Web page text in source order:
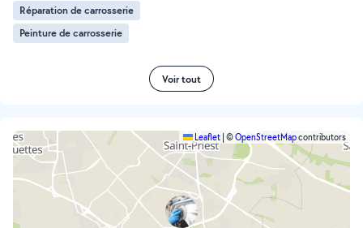
Réparation de carrosserie
Peinture de carrosserie
Voir tout
Leaflet ©OpenStreetMapcontributors